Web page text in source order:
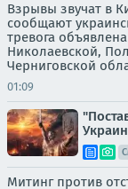
Взрывы звучат в
сообщают
тревога
Николаевской,
Черниговской
01:09
Митинг против